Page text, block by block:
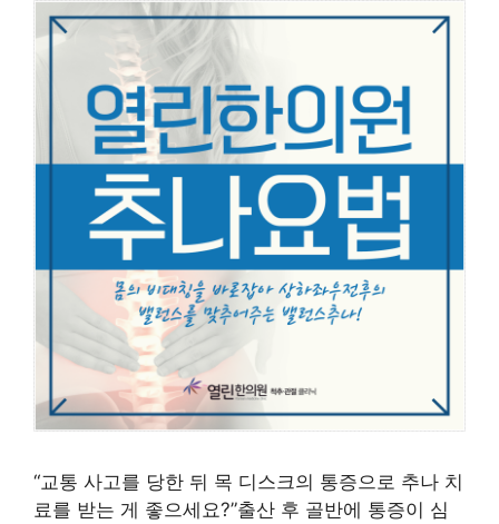
“교통 사고를 당한 뒤 목 디스크의 통증으로 추나 치
료를 받는 게 좋으세요?”출산 후 골반에 통증이 심